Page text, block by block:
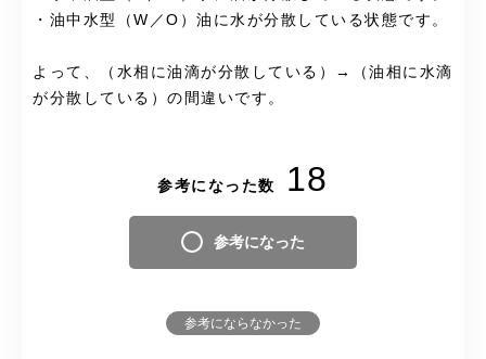
・油中水型（W／O）油に水が分散している状態です。
よって、（水相に油滴が分散している）→（油相に水滴
が分散している）の間違いです。
参考になった数 18
参考になった
参考にならなかった